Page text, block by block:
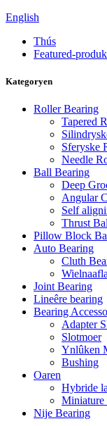
English
Thús
Featured-
Kategoryen
Roller Bearing
Tapered
Sferyske
Needle
Ball Bearing
Deep
Angular
Self
Thrust
Pillow Block
Auto Bearing
Cluth
Joint Bearing
Lineêre bearing
Bearing
Adapter
Slotmoer
Ynlûken
Bushing
Oaren
Hybride
Miniature
Nije Bearing